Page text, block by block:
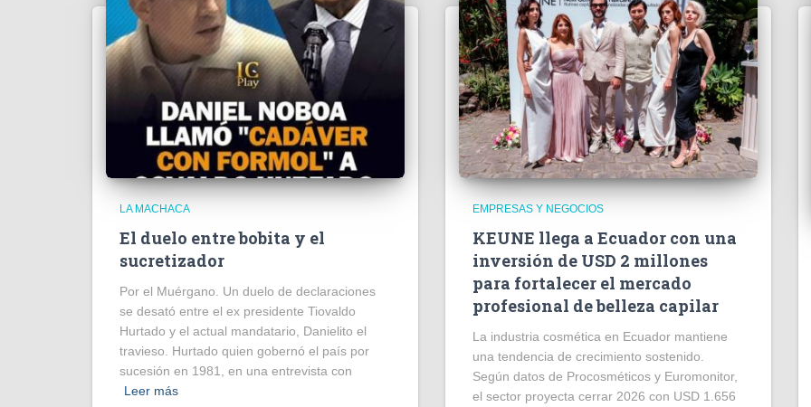
LA MACHACA
El duelo entre bobita y el
sucretizador
Por el Muérgano. Un duelo de declaraciones
se desató entre el ex presidente Tiovaldo
Hurtado y el actual mandatario, Danielito el
travieso. Hurtado quien gobernó el país por
sucesión en 1981, en una entrevista con
Leer más
EMPRESAS Y NEGOCIOS
KEUNE llega a Ecuador con una
inversión de USD 2 millones
para fortalecer el mercado
profesional de belleza capilar
La industria cosmética en Ecuador mantiene
una tendencia de crecimiento sostenido.
Según datos de Procosméticos y Euromonitor,
el sector proyecta cerrar 2026 con USD 1.656